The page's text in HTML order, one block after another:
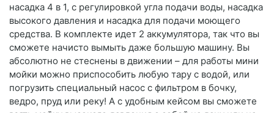
насадка 4 в 1, с регулировкой угла подачи воды, насадка
высокого давления и насадка для подачи моющего
средства. В комплекте идет 2 аккумулятора, так что вы
сможете начисто вымыть даже большую машину. Вы
абсолютно не стеснены в движении – для работы мини
мойки можно приспособить любую тару с водой, или
погрузить специальный насос с фильтром в бочку,
ведро, пруд или реку! А с удобным кейсом вы сможете